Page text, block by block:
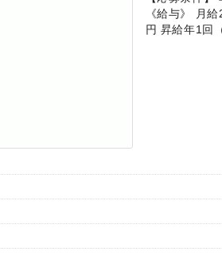
《給与》 月
円 昇給年1回